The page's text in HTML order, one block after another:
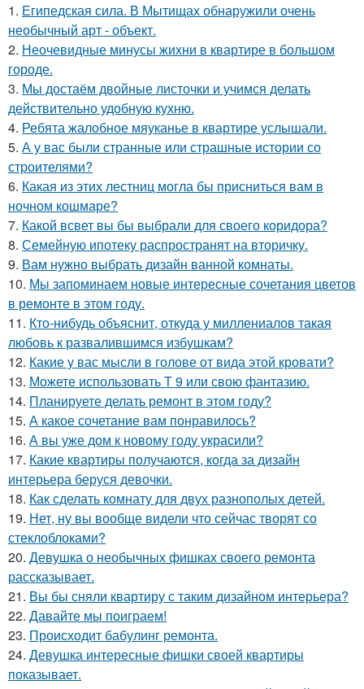
1. Египедская сила. В Мытищах обнаружили очень
необычный арт - объект.
2. Неочевидные минусы жихни в квартире в большом
городе.
3. Мы достаём двойные листочки и учимся делать
действительно удобную кухню.
4. Ребята жалобное мяуканье в квартире услышали.
5. А у вас были странные или страшные истории со
строителями?
6. Какая из этих лестниц могла бы присниться вам в
ночном кошмаре?
7. Какой всвет вы бы выбрали для своего коридора?
8. Семейную ипотеку распространят на вторичку.
9. Вам нужно выбрать дизайн ванной комнаты.
10. Мы запоминаем новые интересные сочетания цветов
в ремонте в этом году.
11. Кто-нибудь объяснит, откуда у миллениалов такая
любовь к развалившимся избушкам?
12. Какие у вас мысли в голове от вида этой кровати?
13. Можете использовать Т 9 или свою фантазию.
14. Планируете делать ремонт в этом году?
15. А какое сочетание вам понравилось?
16. А вы уже дом к новому году украсили?
17. Какие квартиры получаются, когда за дизайн
интерьера беруся девочки.
18. Как сделать комнату для двух разнополых детей.
19. Нет, ну вы вообще видели что сейчас творят со
стеклоблоками?
20. Девушка о необычных фишках своего ремонта
рассказывает.
21. Вы бы сняли квартиру с таким дизайном интерьера?
22. Давайте мы поиграем!
23. Происходит бабулинг ремонта.
24. Девушка интересные фишки своей квартиры
показывает.